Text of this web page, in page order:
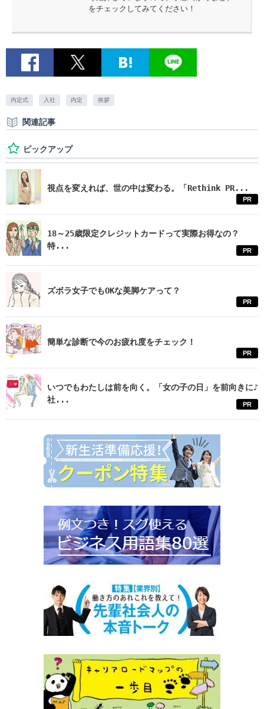
をチェックしてみてください！
内定式 入社 内定 挨拶
関連記事
ピックアップ
視点を変えれば、世の中は変わる。「Rethink PR...
PR
18～25歳限定クレジットカードって実際お得なの？
特...
PR
ズボラ女子でもOKな美脚ケアって？
PR
簡単な診断で今のお疲れ度をチェック！
PR
いつでもわたしは前を向く。「女の子の日」を前向きに♪
社...
PR